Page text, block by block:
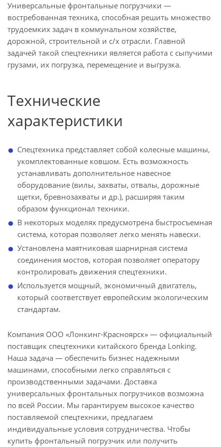
Универсальные фронтальные погрузчики —
востребованная техника, способная решить множество
трудоемких задач в коммунальном хозяйстве,
дорожной, строительной и с/х отрасли. Главной
задачей такой спецтехники является работа с сыпучими
грузами, их погрузка, перемещение и выгрузка.
Технические
характеристики
Спецтехника представляет собой колесные машины,
укомплектованные ковшом. Есть возможность
устанавливать дополнительное навесное
оборудование (вилы, захваты, отвалы, дорожные
щетки, бревнозахваты и др.), расширяя таким
образом функционал техники.
В некоторых моделях предусмотрена быстросъемная
система, которая позволяет легко менять навески.
Установлена маятниковая шарнирная система
соединения мостов, которая позволяет оператору
контролировать движения спецтехники.
Используется мощный, экономичный двигатель,
который соответствует европейским экологическим
стандартам.
Компания ООО «Лонкинг-Красноярск» — официальный
поставщик спецтехники китайского бренда Lonking.
Наша задача — обеспечить бизнес надежными
машинами, способными легко справляться с
производственными задачами. Доставка
универсальных фронтальных погрузчиков возможна
по всей России. Мы гарантируем высокое качество
поставляемой спецтехники, предлагаем
индивидуальные условия сотрудничества. Чтобы
купить фронтальный погрузчик или получить